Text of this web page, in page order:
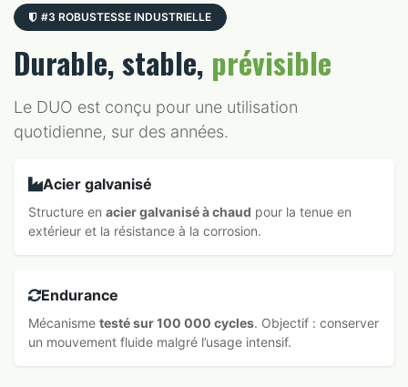
#3 ROBUSTESSE INDUSTRIELLE
Durable, stable, prévisible
Le DUO est conçu pour une utilisation
quotidienne, sur des années.
Acier galvanisé
Structure en acier galvanisé à chaud pour la tenue en
extérieur et la résistance à la corrosion.
Endurance
Mécanisme testé sur 100 000 cycles. Objectif : conserver
un mouvement fluide malgré l’usage intensif.